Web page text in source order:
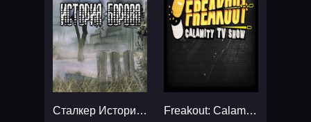
Сталкер История Борова... Freakout: Calamity TV Show...